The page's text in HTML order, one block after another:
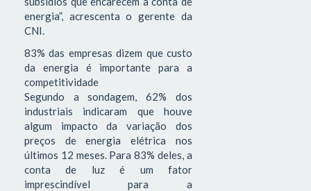
energia”, acrescenta o gerente da
CNI.
83% das empresas dizem que custo
da energia é importante para a
competitividade
Segundo a sondagem, 62% dos
industriais indicaram que houve
algum impacto da variação dos
preços de energia elétrica nos
últimos 12 meses. Para 83% deles, a
conta de luz é um fator
imprescindível para a